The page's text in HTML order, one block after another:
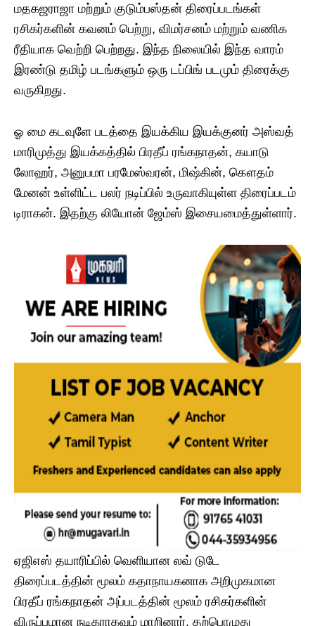
மதகஜராஜா மற்றும் குடும்பஸ்தன் திரைப்படங்கள்
ரசிகர்களின் கவனம் பெற்று, விமர்சனம் மற்றும் வணிக
ரீதியாக வெற்றி பெற்றது. இந்த நிலையில் இந்த வாரம்
இரண்டு தமிழ் படங்களும் ஒரு டப்பிங் படமும் திரைக்கு
வருகிறது.
ஓ மை கடவுளே படத்தை இயக்கிய இயக்குனர் அஸ்வத்
மாரிமுத்து இயக்கத்தில் பிரதீப் ரங்கநாதன், கயாடு
லோஹர், அனுபமா பரமேஸ்வரன், மிஷ்கின், கௌதம்
மேனன் உள்ளிட்ட பலர் நடிப்பில் உருவாகியுள்ள திரைப்படம்
டிராகன். இதற்கு லியோன் ஜேம்ஸ் இசையமைத்துள்ளார்.
ஏஜிஎஸ் தயாரிப்பில் வெளியான லவ் டுடே
திரைப்படத்தின் மூலம் கதாநாயகனாக அறிமுகமான
பிரதீப் ரங்கநாதன் அப்படத்தின் மூலம் ரசிகர்களின்
விருப்பமான நடிகராகவும் மாறினார். தற்பொழுது